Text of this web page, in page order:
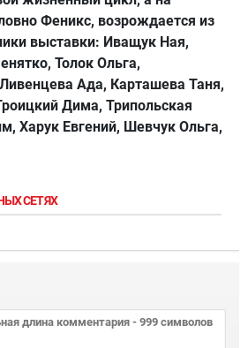
Феникс, возрождается из
выставки: Иващук Ная,
Толок Ольга,
Ада, Карташева Таня,
Дима, Трипольская
Харук Евгений, Шевчук Ольга,
СЕТЯХ